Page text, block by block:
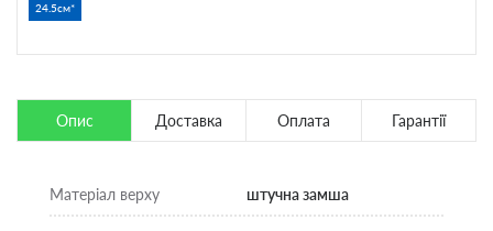
24.5см
Опис Доставка Оплата Гарантії
Матеріал верху штучна замша